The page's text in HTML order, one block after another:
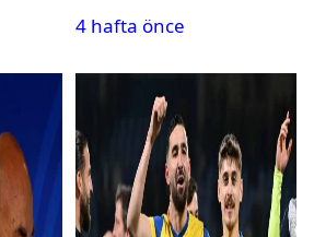
4 hafta önce